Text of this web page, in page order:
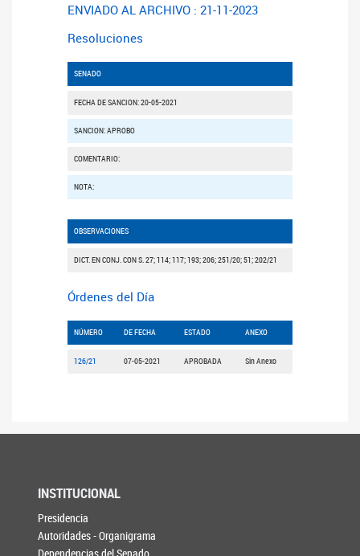
ENVIADO AL ARCHIVO : 21-11-2023
Resoluciones
SENADO
FECHA DE SANCION: 20-05-2021
SANCION: APROBO
COMENTARIO:
NOTA:
OBSERVACIONES
DICT. EN CONJ. CON S. 27; 114; 117; 193; 206; 251/20; 51; 202/21
Órdenes del Día
NÚMERO DE FECHA ESTADO ANEXO
126/21 07-05-2021 APROBADA Sin Anexo
INSTITUCIONAL
Presidencia
Autoridades - Organigrama
Dependencias del Senado